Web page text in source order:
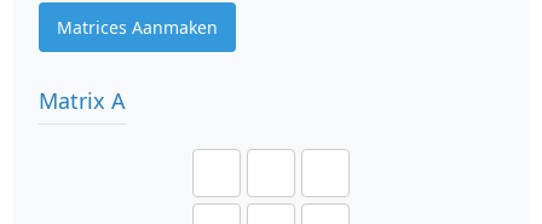
Matrices Aanmaken
Matrix A